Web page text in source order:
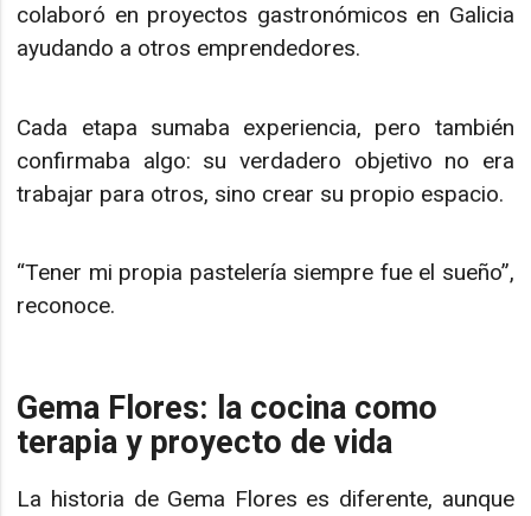
colaboró en proyectos gastronómicos en Galicia
ayudando a otros emprendedores.
Cada etapa sumaba experiencia, pero también
confirmaba algo: su verdadero objetivo no era
trabajar para otros, sino crear su propio espacio.
“Tener mi propia pastelería siempre fue el sueño”,
reconoce.
Gema Flores: la cocina como
terapia y proyecto de vida
La historia de Gema Flores es diferente, aunque